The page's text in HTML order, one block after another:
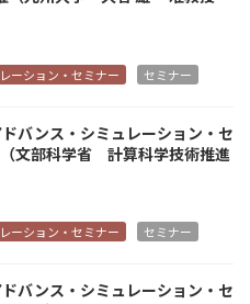
ーション・セミナー セミナー
バンス・シミュレーション・セ
文部科学省 計算科学技術推進
ーション・セミナー セミナー
バンス・シミュレーション・セ